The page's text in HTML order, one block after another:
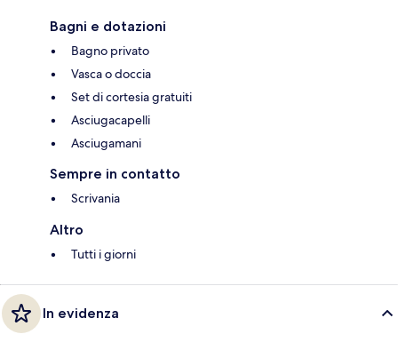
Bagni e dotazioni
Bagno privato
Vasca o doccia
Set di cortesia gratuiti
Asciugacapelli
Asciugamani
Sempre in contatto
Scrivania
Altro
Tutti i giorni
In evidenza